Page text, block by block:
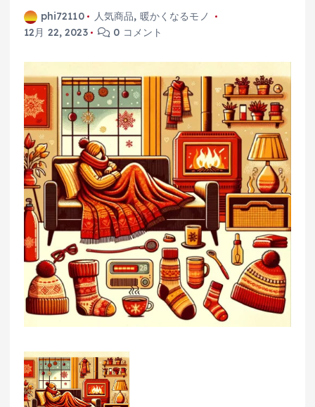
phi72110 人気商品, 暖かくなるモノ
12月 22, 2023
0 コメント